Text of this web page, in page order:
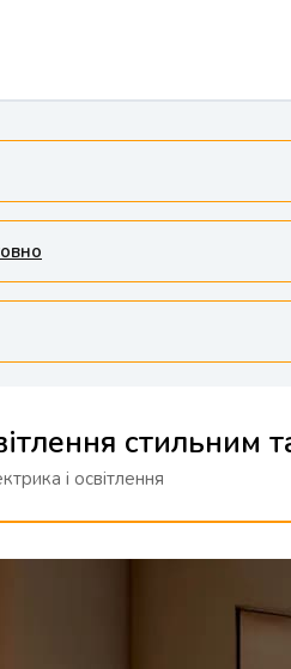
стильним
і освітлення